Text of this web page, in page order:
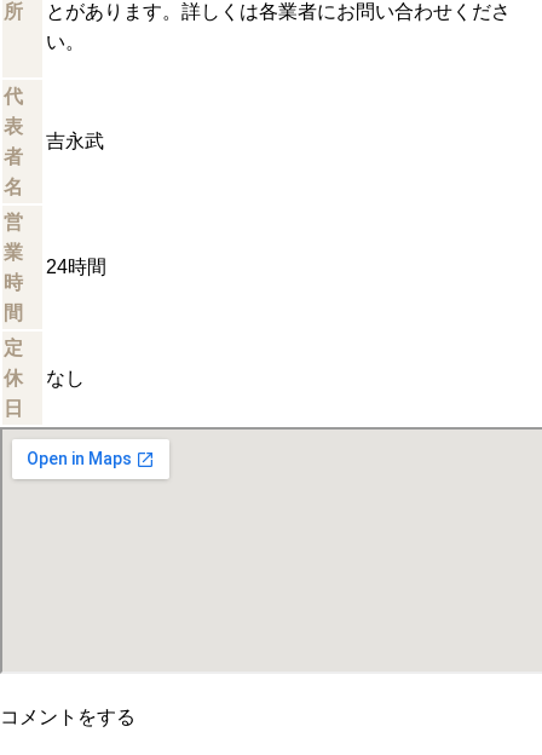
所
とがあります。詳しくは各業者にお問い合わせくださ
い。
代
表
者
名
吉永武
営
業
時
間
24時間
定
休
日
なし
コメントをする